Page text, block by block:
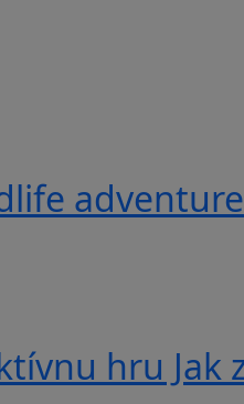
adventure
hru Jak